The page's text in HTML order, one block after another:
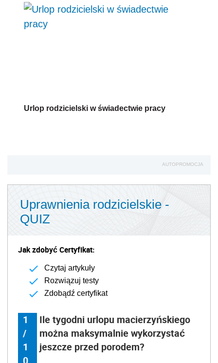
Urlop rodzicielski w świadectwie pracy
AUTOPROMOCJA
Uprawnienia rodzicielskie -
QUIZ
Jak zdobyć Certyfikat:
Czytaj artykuły
Rozwiązuj testy
Zdobądź certyfikat
1
/
1
Ile tygodni urlopu macierzyńskiego
można maksymalnie wykorzystać
jeszcze przed porodem?